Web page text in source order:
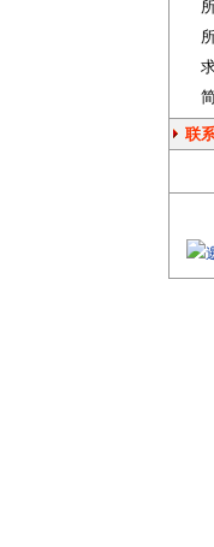
所
所
求
简
联